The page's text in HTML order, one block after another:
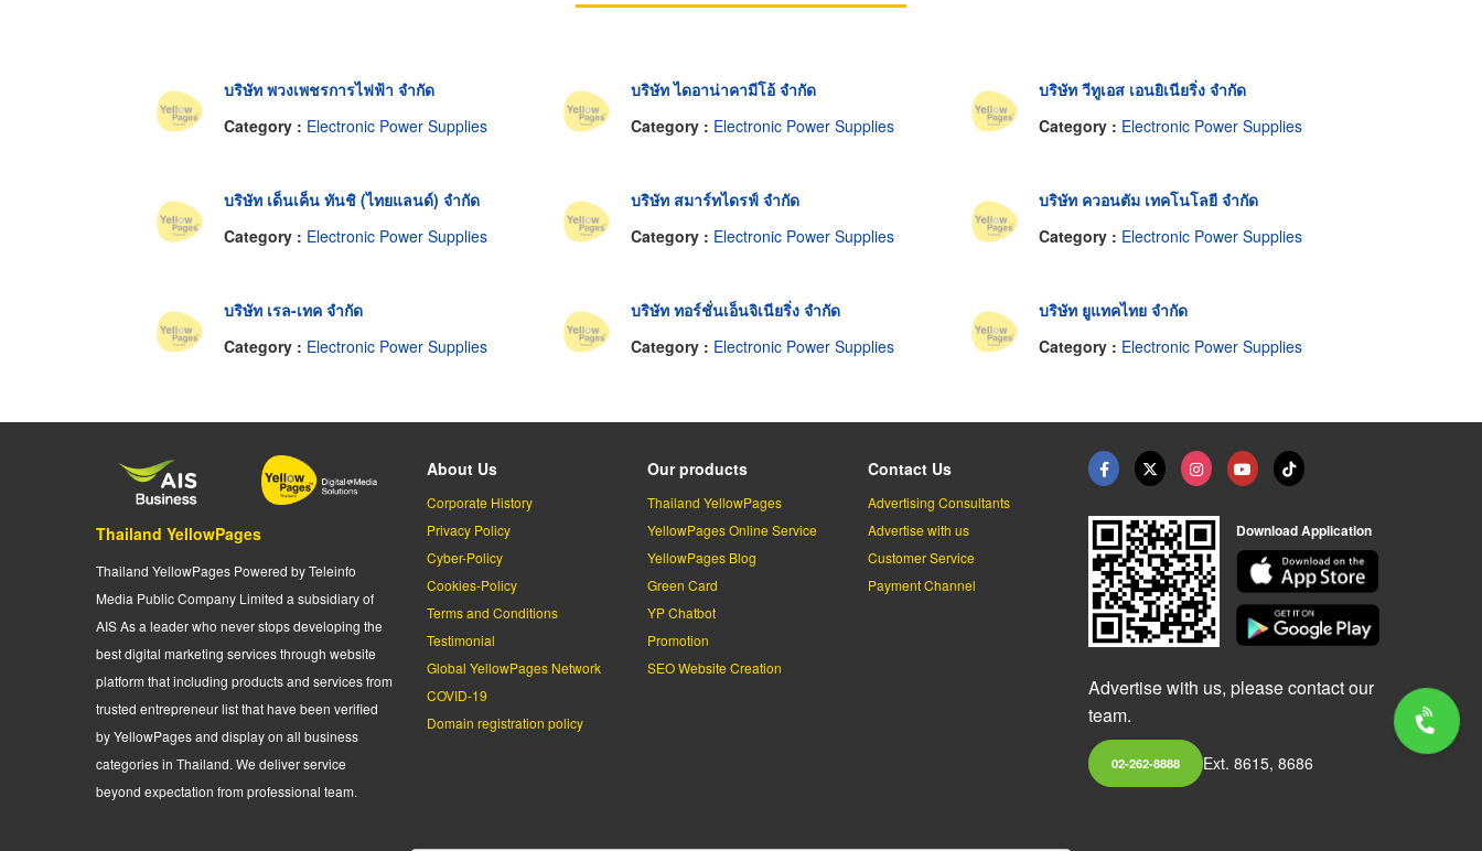
บริษัท พวงเพชรการไฟฟ้า จำกัด
Category : Electronic Power Supplies
บริษัท ไดอาน่าคามีโอ้ จำกัด
Category : Electronic Power Supplies
บริษัท วีทูเอส เอนยิเนียริ่ง จำกัด
Category : Electronic Power Supplies
บริษัท เด็นเค็น ทันชิ (ไทยแลนด์) จำกัด
Category : Electronic Power Supplies
บริษัท สมาร์ทไดรฟ์ จำกัด
Category : Electronic Power Supplies
บริษัท ควอนตัม เทคโนโลยี จำกัด
Category : Electronic Power Supplies
บริษัท เรล-เทค จำกัด
Category : Electronic Power Supplies
บริษัท ทอร์ชั่นเอ็นจิเนียริ่ง จำกัด
Category : Electronic Power Supplies
บริษัท ยูแทคไทย จำกัด
Category : Electronic Power Supplies
Thailand YellowPages
Thailand YellowPages Powered by Teleinfo
Media Public Company Limited a subsidiary of
AIS As a leader who never stops developing the
best digital marketing services through website
platform that including products and services from
trusted entrepreneur list that have been verified
by YellowPages and display on all business
categories in Thailand. We deliver service
beyond expectation from professional team.
About Us
Corporate History
Privacy Policy
Cyber-Policy
Cookies-Policy
Terms and Conditions
Testimonial
Global YellowPages Network
COVID-19
Domain registration policy
Our products
Thailand YellowPages
YellowPages Online Service
YellowPages Blog
Green Card
YP Chatbot
Promotion
SEO Website Creation
Contact Us
Advertising Consultants
Advertise with us
Customer Service
Payment Channel
Download Application
Advertise with us, please contact our
team.
02-262-8888 Ext. 8615, 8686